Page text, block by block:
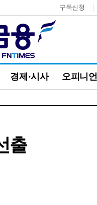
구독신청
경제·시사 오피니언
출